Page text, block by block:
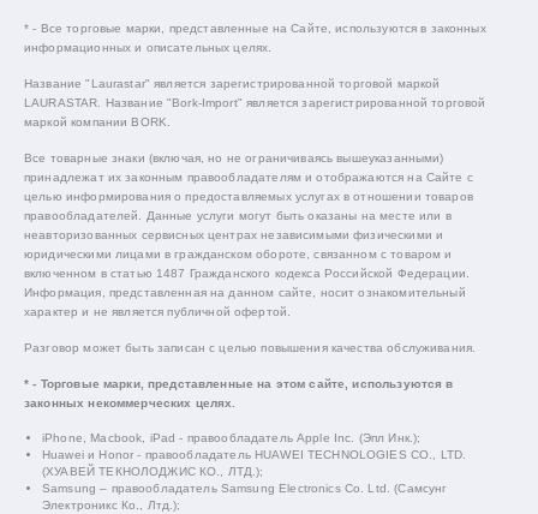
* - Все торговые марки, представленные на Сайте, используются в законных
информационных и описательных целях.
Название "Laurastar" является зарегистрированной торговой маркой
LAURASTAR. Название "Bork-Import" является зарегистрированной торговой
маркой компании BORK.
Все товарные знаки (включая, но не ограничиваясь вышеуказанными)
принадлежат их законным правообладателям и отображаются на Сайте с
целью информирования о предоставляемых услугах в отношении товаров
правообладателей. Данные услуги могут быть оказаны на месте или в
неавторизованных сервисных центрах независимыми физическими и
юридическими лицами в гражданском обороте, связанном с товаром и
включенном в статью 1487 Гражданского кодекса Российской Федерации.
Информация, представленная на данном сайте, носит ознакомительный
характер и не является публичной офертой.
Разговор может быть записан с целью повышения качества обслуживания.
* - Торговые марки, представленные на этом сайте, используются в
законных некоммерческих целях.
iPhone, Macbook, iPad - правообладатель Apple Inc. (Эпл Инк.);
Huawei и Honor - правообладатель HUAWEI TECHNOLOGIES CO., LTD.
(ХУАВЕЙ ТЕКНОЛОДЖИС КО., ЛТД.);
Samsung – правообладатель Samsung Electronics Co. Ltd. (Самсунг
Электроникс Ко., Лтд.);